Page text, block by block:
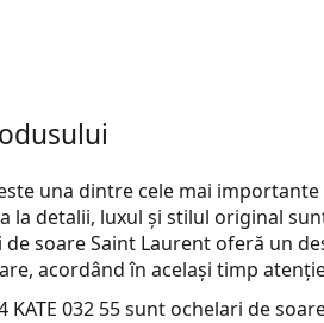
una dintre cele mai
la detalii, luxul și stilul original
de soare Saint Laurent oferă un
acordând în același timp
KATE 032 55sunt ochelari de